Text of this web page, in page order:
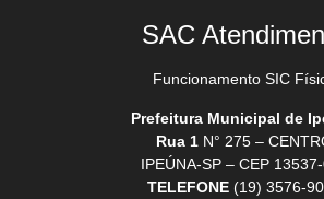
SAC
Funcionamento SIC
Prefeitura Municipal de
Rua 1 N° 275 –
IPEÚNA-SP – CEP
TELEFONE (19) 3576-